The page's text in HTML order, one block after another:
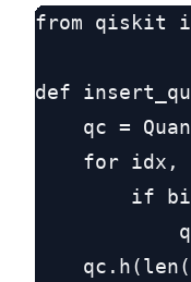
from qiskit
def
qc =
for idx,
if